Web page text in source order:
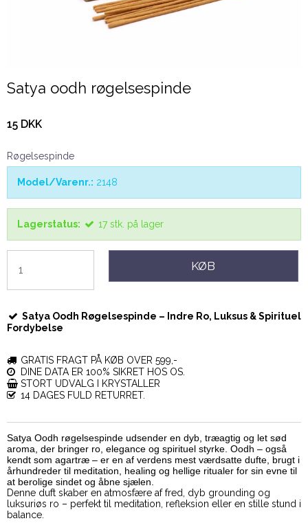
Satya oodh røgelsespinde
15 DKK
Røgelsespinde
Model/Varenr.: 2148
Lagerstatus: 17 stk. på lager
KØB
Satya Oodh Røgelsespinde – Indre Ro, Luksus & Spirituel
Fordybelse
GRATIS FRAGT PÅ KØB OVER 599,-
DINE DATA ER 100% SIKRET HOS OS.
STORT UDVALG I KRYSTALLER
14 DAGES FULD RETURRET.
Satya Oodh røgelsespinde udsender en dyb, træagtig og let sød
aroma, der bringer ro, elegance og spirituel styrke. Oodh – også
kendt som agartræ – er en af verdens mest værdsatte dufte, brugt i
århundreder til meditation, healing og hellige ritualer for sin evne til
at berolige sindet og åbne sjælen.
Denne duft skaber en atmosfære af fred, dyb grounding og
luksuriøs ro – perfekt til meditation, refleksion eller en stille stund i
balance.